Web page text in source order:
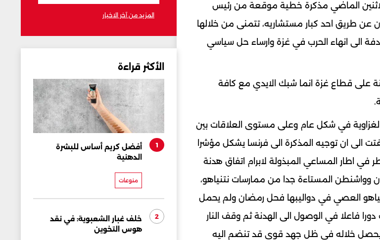
الماضي مذكرة خطية موقعة من رئيس
عن طريق احد كبار مستشاريه، تتمنى من خلالها
الى انهاء الحرب في غزة وارساء حل سياسي
على قطاع غزة انما شبك الايدي مع كافة
في شكل عام وعلى مستوى العلاقات بين
ان توجيه المذكرة الى فرنسا يشكل مؤشرا
اطار المساعي المبذولة لابرام اتفاق هدنة
وواشنطن المستاءة جدا من ممارسات نتنياهو،
العصي في دواليبها فحل رمضان ولم يحمل
فاعلا في الوصول الى الهدنة ثم وقف النار
يحصل خلاله في ظل جهد قوي قد تنضم اليه
المزيد من آخر الاخبار
الأكثر قراءة
1
أفضل كريم أساس للبشرة
الدهنية
منوعات
2
خلف غبار الشعبوية: في نقد
هوس التخوين